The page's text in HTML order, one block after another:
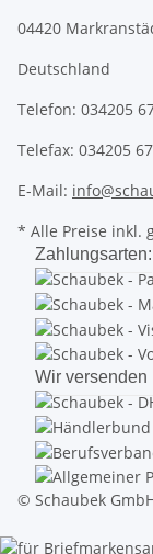
04420
Deutschland
Telefon: 034205
Telefax: 034205
E-Mail:
* Alle Preise inkl.
Zahlungsarten:
Wir versenden
© Schaubek